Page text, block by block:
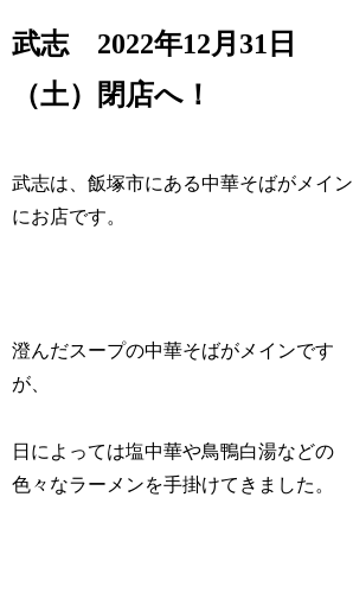
武志 2022年12月31日
（土）閉店へ！
武志は、飯塚市にある中華そばがメイン
にお店です。
澄んだスープの中華そばがメインです
が、
日によっては塩中華や鳥鴨白湯などの
色々なラーメンを手掛けてきました。